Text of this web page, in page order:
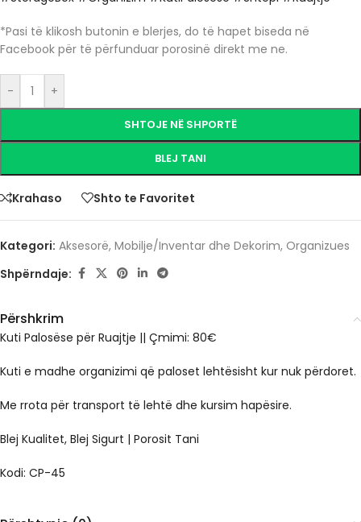
*Pasi të klikosh butonin e blerjes, do të hapet biseda në
Facebook për të përfunduar porosinë direkt me ne.
- +
SHTOJE NË SHPORTË
BLEJ TANI
Krahaso Shto te Favoritet
Kategori: Aksesorë, Mobilje/Inventar dhe Dekorim, Organizues
Shpërndaje:
Përshkrim
Kuti Palosëse për Ruajtje || Çmimi: 80€
Kuti e madhe organizimi që paloset lehtësisht kur nuk përdoret.
Me rrota për transport të lehtë dhe kursim hapësire.
Blej Kualitet, Blej Sigurt | Porosit Tani
Kodi: CP-45